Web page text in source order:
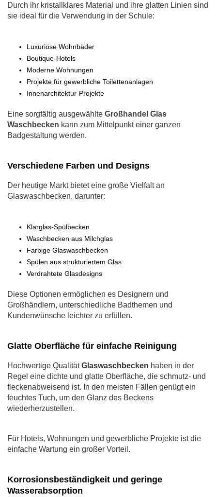
Durch ihr kristallklares Material und ihre glatten Linien sind
sie ideal für die Verwendung in der Schule:
Luxuriöse Wohnbäder
Boutique-Hotels
Moderne Wohnungen
Projekte für gewerbliche Toilettenanlagen
Innenarchitektur-Projekte
Eine sorgfältig ausgewählte Großhandel Glas
Waschbecken kann zum Mittelpunkt einer ganzen
Badgestaltung werden.
Verschiedene Farben und Designs
Der heutige Markt bietet eine große Vielfalt an
Glaswaschbecken, darunter:
Klarglas-Spülbecken
Waschbecken aus Milchglas
Farbige Glaswaschbecken
Spülen aus strukturiertem Glas
Verdrahtete Glasdesigns
Diese Optionen ermöglichen es Designern und
Großhändlern, unterschiedliche Badthemen und
Kundenwünsche leichter zu erfüllen.
Glatte Oberfläche für einfache Reinigung
Hochwertige QualitätGlaswaschbecken haben in der
Regel eine dichte und glatte Oberfläche, die schmutz- und
fleckenabweisend ist. In den meisten Fällen genügt ein
feuchtes Tuch, um den Glanz des Beckens
wiederherzustellen.
Für Hotels, Wohnungen und gewerbliche Projekte ist die
einfache Wartung ein großer Vorteil.
Korrosionsbeständigkeit und geringe
Wasserabsorption